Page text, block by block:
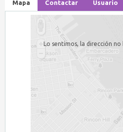
Mapa Contactar Usuario
Lo sentimos, la dirección